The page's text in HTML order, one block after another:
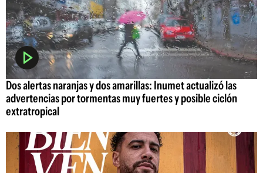
Dos alertas naranjas y dos amarillas: Inumet actualizó las
advertencias por tormentas muy fuertes y posible ciclón
extratropical